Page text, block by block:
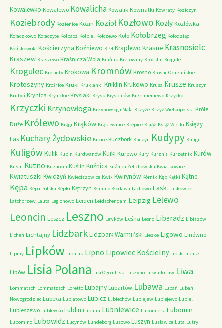
Kowalewko Kowalewo Kowalicha Kowalik Kownatki Kownaty Koziczyn
Koziebrody Kozienice Kozin Kozioł Kozłowo Kozły Kozłówka
Kołaczkowo Kołaczyce Kołbacz Kołbiel Kołczewo Koło Kołobrzeg Kołodziąż
Końskowola Kościerzyna Koźniewo KPN Kraplewo Krasne Krasnosielc
Kraszew Kraszewo Kraśnicza Wola Kraśnik Kretowiny Kroeslin Krogule
Krogulec Krojanty Krokowa Kromnów Krosno Krosno Odrzańskie
Krotoszyny Krośnice Kruki Kruklanki Kruklin Krukowo Krusa Krusze Kruszyn
Krutyń Krynica Krynickie Krysiaki Krysk Kryspinów Krzemieniewo Krzycko
Krzyczki Krzynowłoga Krzynowłoga Mała Krzyże Krzyż Wielkopolski Króle
Duże Królewo Krągi Krąków Krąpiewnice Krępice Książ Książ Wielki Księży
Las Kuchary Żydowskie Kucice Kuczbork Kuczyn Kudypy Kuligi
KuligówKulik Kupin Kurdwanów Kurki Kurowo Kury Kurznia Kurzętnik Kurów
Kusin Kutno Kuznocin Kuślin Kuźnica Kuźnica Żelichowska Kwiatkowice
Kwiatuszki Kwidzyń Kwieciszowice Kwik Kwirynów Kórnik Kąp Kątki Kątne
Kępa Kępa Polska Kępki Kętrzyn Kłanino Kłodawa Lachowo Laski Laskowice
Latchorzew Lauta Legionowo Leiden Leidschendam Leipzig Lelewo
Leoncin Leszcz Leszno Lewków Leśna Leśno Liberadz Libiszów
Licheń Lichtajny LidzbarkLidzbark Warmiński Lieske Ligowo Linówno
Lipiny Lipków Lipniak Lipno Lipowiec Kościelny Lipsk Lipusz
Lipów Lisia Polana Lisi Ogon Liski Liszyno Litwinki Liw Liwa
Lommatsch Lommatzsch Loretto Lubajny Lubartów Lubawa Lubań Lubań
Nowogrodziec Lubeka Lubiatowo Lubicz Lubiechów Lubiejew Lubiejewo Lubiel
Lubieszewo Lublewko Lublin Lubmin Lubniewice Lubomierz Lubomin
Lubomino Lubowidz Lucynów Lundeborg Lusowo Luszyn Lusławice Luta Lutry